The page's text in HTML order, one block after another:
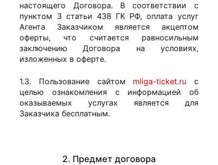
настоящего Договора. В соответствии с
пунктом 3 статьи 438 ГК РФ, оплата услуг
Агента Заказчиком является акцептом
оферты, что считается равносильным
заключению Договора на условиях,
изложенных в оферте.
1.3. Пользование сайтом mliga-ticket.ru с
целью ознакомления с информацией об
оказываемых услугах является для
Заказчика бесплатным.
2. Предмет договора